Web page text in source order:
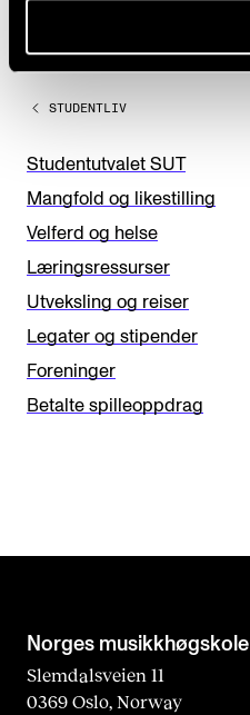
e
e
t
h
i
s
f
i
e
k
STUDENTLIV
Studentutvalet SUT
Mangfold og likestilling
Velferd og helse
Læringsressurser
Utveksling og reiser
Legater og stipender
Foreninger
Betalte spilleoppdrag
Norges musikk­høgskole
Slemdalsveien 11
0369 Oslo, Norway